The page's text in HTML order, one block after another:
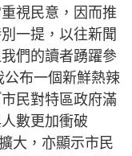
視民意，因而推
一提，以往新聞
們的讀者踴躍參
布一個新鮮熱辣
民對特區政府滿
數更加衝破
大，亦顯示市民